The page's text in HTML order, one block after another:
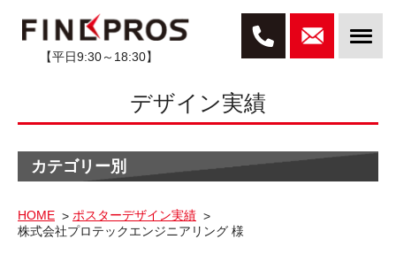
【平日9:30～18:30】
デザイン実績
カテゴリー別
HOME
ポスターデザイン実績
株式会社プロテックエンジニアリング 様